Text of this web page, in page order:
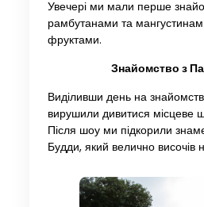
Увечері ми мали перше
рамбутанами та
фруктами.
Знайомство з
Виділивши день на
вирушили дивитися місцеве
Після шоу ми підкорили
Будди, який велично височів